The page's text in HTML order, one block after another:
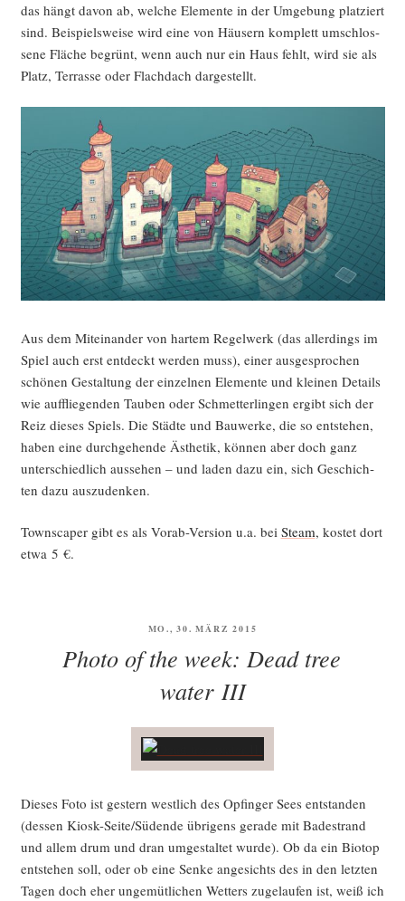
das hängt davon ab, wel­che Ele­men­te in der Umge­bung plat­ziert
sind. Bei­spiels­wei­se wird eine von Häu­sern kom­plett umschlos­
se­ne Flä­che begrünt, wenn auch nur ein Haus fehlt, wird sie als
Platz, Ter­ras­se oder Flach­dach dargestellt.
Aus dem Mit­ein­an­der von har­tem Regel­werk (das aller­dings im
Spiel auch erst ent­deckt wer­den muss), einer aus­ge­spro­chen
schö­nen Gestal­tung der ein­zel­nen Ele­men­te und klei­nen Details
wie auf­flie­gen­den Tau­ben oder Schmet­ter­lin­gen ergibt sich der
Reiz die­ses Spiels. Die Städ­te und Bau­wer­ke, die so ent­ste­hen,
haben eine durch­ge­hen­de Ästhe­tik, kön­nen aber doch ganz
unter­schied­lich aus­se­hen – und laden dazu ein, sich Geschich­
ten dazu auszudenken.
Town­s­caper gibt es als Vor­ab-Ver­si­on u.a. bei Steam, kos­tet dort
etwa 5 €.
VERÖFFENTLICHT
MO., 30. MÄRZ 2015
Photo of the week: Dead tree
water III
Die­ses Foto ist ges­tern west­lich des Opfin­ger Sees ent­stan­den
(des­sen Kiosk-Sei­te/­Süd­ende übri­gens gera­de mit Bade­strand
und allem drum und dran umge­stal­tet wur­de). Ob da ein Bio­top
ent­ste­hen soll, oder ob eine Sen­ke ange­sichts des in den letz­ten
Tagen doch eher unge­müt­li­chen Wet­ters zuge­lau­fen ist, weiß ich